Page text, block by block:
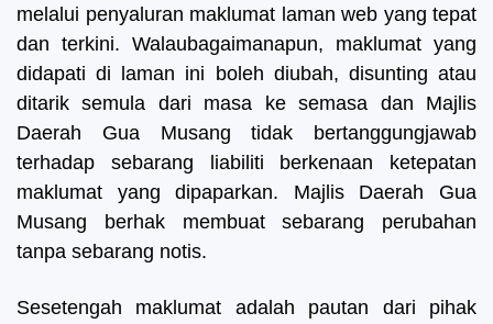
melalui penyaluran maklumat laman web yang tepat
dan terkini. Walaubagaimanapun, maklumat yang
didapati di laman ini boleh diubah, disunting atau
ditarik semula dari masa ke semasa dan Majlis
Daerah Gua Musang tidak bertanggungjawab
terhadap sebarang liabiliti berkenaan ketepatan
maklumat yang dipaparkan. Majlis Daerah Gua
Musang berhak membuat sebarang perubahan
tanpa sebarang notis.
Sesetengah maklumat adalah pautan dari pihak